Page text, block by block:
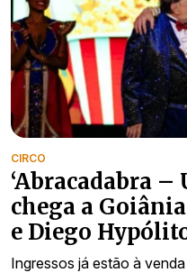
CIRCO
‘Abracadabra –
chega a
e Diego
Ingressos já estão à venda